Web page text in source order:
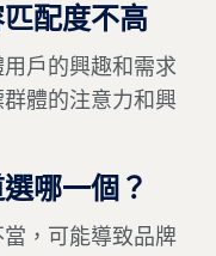
配度不高
戶的興趣和需求
體的注意力和興
哪一個？
，可能導致品牌